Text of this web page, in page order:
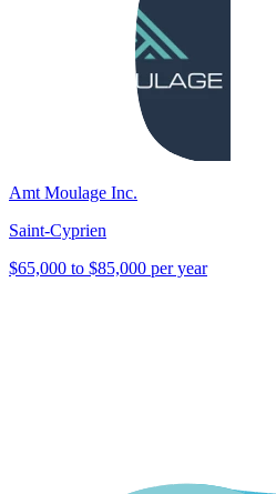
Amt Moulage Inc.
Saint-Cyprien
$65,000 to $85,000 per year